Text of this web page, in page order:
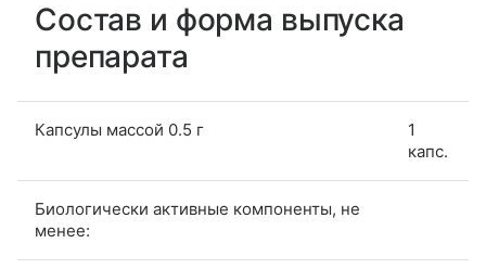
Состав и форма выпуска
препарата
Капсулы массой 0.5 г
1
капс.
Биологически активные компоненты, не
менее: